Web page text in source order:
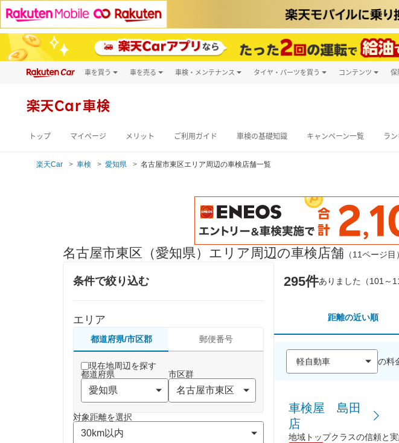
車を買う
新車
車を売る 車検・メンテナンス タイヤ・パーツを買う コンテンツ 保
楽天Car車検
トップ マイページ メリット ご利用ガイド 車検の基礎知識 キャンペーン一覧 ラ
楽天Car 車検 愛知県 名古屋市東区エリア周辺の車検店舗一覧
名古屋市東区（愛知県）エリア周辺の車検店舗 （11ページ目）
条件で絞り込む
エリア
都道府県/市区郡 郵便番号
現在地周辺を探す
都道府県
市区群
対象距離を選択
295件ありました（101～
距離の近い順
の料
車検屋 島田
店
地域トップクラスの信頼と